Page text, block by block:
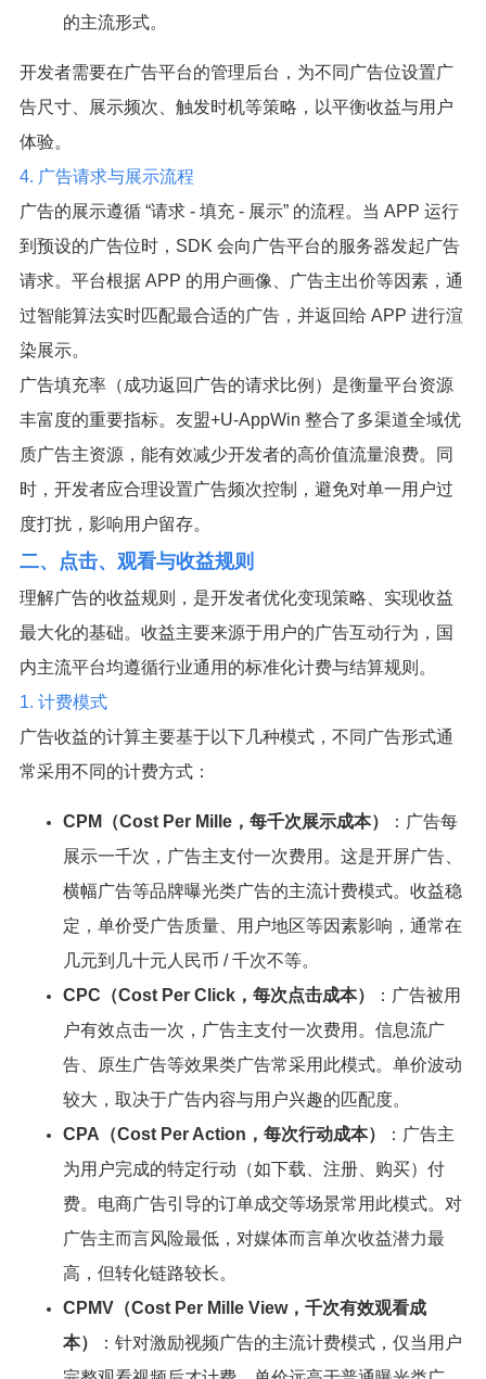
的主流形式。
开发者需要在广告平台的管理后台，为不同广告位设置广
告尺寸、展示频次、触发时机等策略，以平衡收益与用户
体验。
4. 广告请求与展示流程
广告的展示遵循 “请求 - 填充 - 展示” 的流程。当 APP 运行
到预设的广告位时，SDK 会向广告平台的服务器发起广告
请求。平台根据 APP 的用户画像、广告主出价等因素，通
过智能算法实时匹配最合适的广告，并返回给 APP 进行渲
染展示。
广告填充率（成功返回广告的请求比例）是衡量平台资源
丰富度的重要指标。友盟+U-AppWin 整合了多渠道全域优
质广告主资源，能有效减少开发者的高价值流量浪费。同
时，开发者应合理设置广告频次控制，避免对单一用户过
度打扰，影响用户留存。
二、点击、观看与收益规则
理解广告的收益规则，是开发者优化变现策略、实现收益
最大化的基础。收益主要来源于用户的广告互动行为，国
内主流平台均遵循行业通用的标准化计费与结算规则。
1. 计费模式
广告收益的计算主要基于以下几种模式，不同广告形式通
常采用不同的计费方式：
CPM（Cost Per Mille，每千次展示成本）
：广告每
展示一千次，广告主支付一次费用。这是开屏广告、
横幅广告等品牌曝光类广告的主流计费模式。收益稳
定，单价受广告质量、用户地区等因素影响，通常在
几元到几十元人民币 / 千次不等。
CPC（Cost Per Click，每次点击成本）
：广告被用
户有效点击一次，广告主支付一次费用。信息流广
告、原生广告等效果类广告常采用此模式。单价波动
较大，取决于广告内容与用户兴趣的匹配度。
CPA（Cost Per Action，每次行动成本）
：广告主
为用户完成的特定行动（如下载、注册、购买）付
费。电商广告引导的订单成交等场景常用此模式。对
广告主而言风险最低，对媒体而言单次收益潜力最
高，但转化链路较长。
CPMV（Cost Per Mille View，千次有效观看成
本）
：针对激励视频广告的主流计费模式，仅当用户